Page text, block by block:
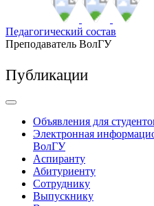
Педагогический состав
Преподаватель ВолГУ
Публикации
Объявления для
Электронная
ВолГУ
Аспиранту
Абитуриенту
Сотруднику
Выпускнику